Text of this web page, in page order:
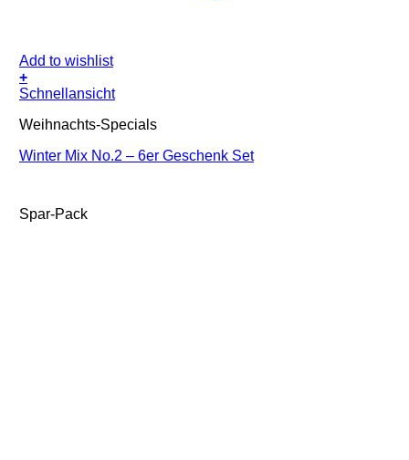
Add to wishlist
+
Schnellansicht
Weihnachts-Specials
Winter Mix No.2 – 6er Geschenk Set
Spar-Pack